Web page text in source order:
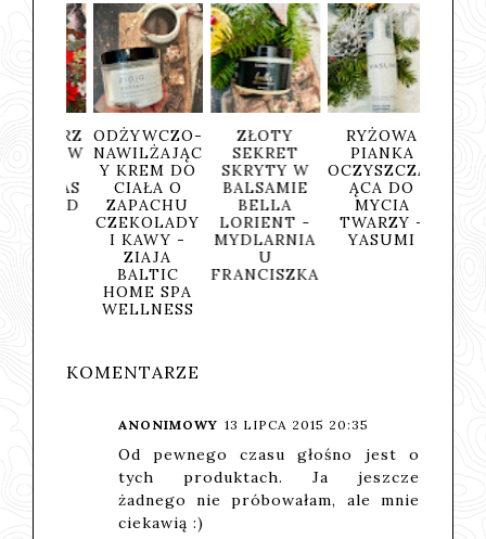
ODŻYWCZO-
NAWILŻAJĄC
Y KREM DO
CIAŁA O
ZAPACHU
CZEKOLADY
I KAWY -
ZIAJA
BALTIC
HOME SPA
WELLNESS
ZŁOTY
SEKRET
SKRYTY W
BALSAMIE
BELLA
LORIENT -
MYDLARNIA
FRANCISZKA
RYŻOWA
PIANKA
OCZYSZCZAJ
ĄCA DO
MYCIA
TWARZY -
YASUMI
KOMENTARZE
ANONIMOWY 13 LIPCA 2015 20:35
Od pewnego czasu głośno jest o
tych produktach. Ja jeszcze
żadnego nie próbowałam, ale mnie
ciekawią :)